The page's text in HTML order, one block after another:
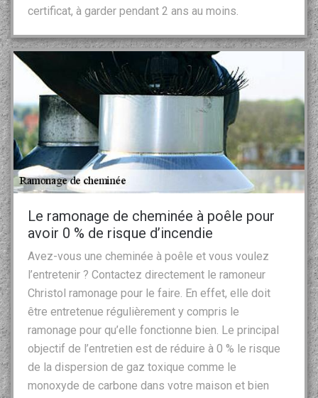
certificat, à garder pendant 2 ans au moins.
Le ramonage de cheminée à poêle pour
avoir 0 % de risque d’incendie
Avez-vous une cheminée à poêle et vous voulez
l’entretenir ? Contactez directement le ramoneur
Christol ramonage pour le faire. En effet, elle doit
être entretenue régulièrement y compris le
ramonage pour qu’elle fonctionne bien. Le principal
objectif de l’entretien est de réduire à 0 % le risque
de la dispersion de gaz toxique comme le
monoxyde de carbone dans votre maison et bien